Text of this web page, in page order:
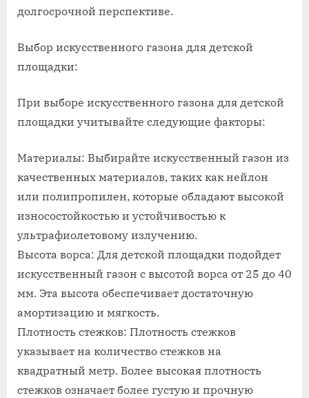
долгосрочной перспективе.
Выбор искусственного газона для детской
площадки:
При выборе искусственного газона для детской
площадки учитывайте следующие факторы:
Материалы: Выбирайте искусственный газон из
качественных материалов, таких как нейлон
или полипропилен, которые обладают высокой
износостойкостью и устойчивостью к
ультрафиолетовому излучению.
Высота ворса: Для детской площадки подойдет
искусственный газон с высотой ворса от 25 до 40
мм. Эта высота обеспечивает достаточную
амортизацию и мягкость.
Плотность стежков: Плотность стежков
указывает на количество стежков на
квадратный метр. Более высокая плотность
стежков означает более густую и прочную